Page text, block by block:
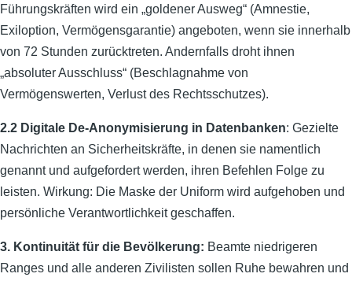
Führungskräften wird ein „goldener Ausweg“ (Amnestie,
Exiloption, Vermögensgarantie) angeboten, wenn sie innerhalb
von 72 Stunden zurücktreten. Andernfalls droht ihnen
„absoluter Ausschluss“ (Beschlagnahme von
Vermögenswerten, Verlust des Rechtsschutzes).
2.2 Digitale De-Anonymisierung in Datenbanken: Gezielte
Nachrichten an Sicherheitskräfte, in denen sie namentlich
genannt und aufgefordert werden, ihren Befehlen Folge zu
leisten. Wirkung: Die Maske der Uniform wird aufgehoben und
persönliche Verantwortlichkeit geschaffen.
3. Kontinuität für die Bevölkerung: Beamte niedrigeren
Ranges und alle anderen Zivilisten sollen Ruhe bewahren und